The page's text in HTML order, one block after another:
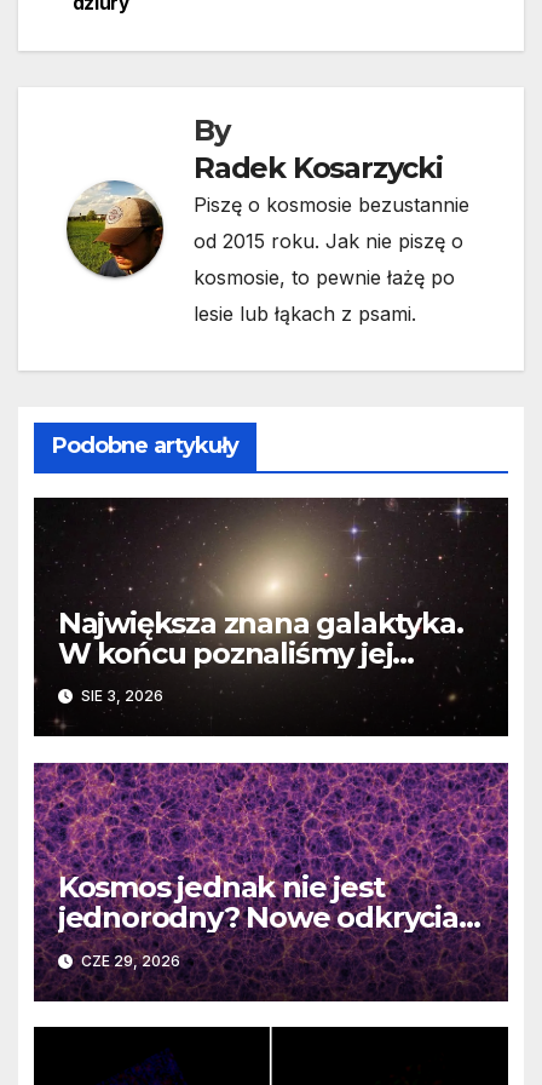
By
Radek Kosarzycki
Piszę o kosmosie bezustannie
od 2015 roku. Jak nie piszę o
kosmosie, to pewnie łażę po
lesie lub łąkach z psami.
Podobne artykuły
Największa znana galaktyka.
W końcu poznaliśmy jej
faktyczne wymiary
SIE 3, 2026
Kosmos jednak nie jest
jednorodny? Nowe odkrycia
DESI burzą fundamentalne
zasady kosmologii
CZE 29, 2026